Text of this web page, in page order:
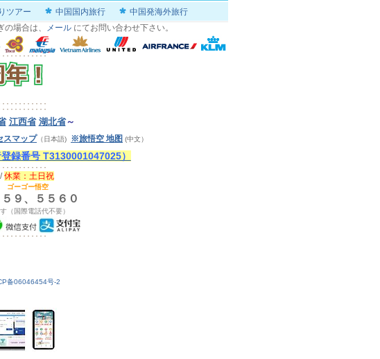
ツアー 中国国内旅行
中国発海外旅行
場合は、
メールにてお問い合わせ下さい。
江西省 湖北省～
マップ （日本語) ※旅悟空 地图 (中文）
録番号 T3130001047025）
休業： 土日祝
ゴーゴー悟空
９、５５６０
（国際電話代不要）
备06046454号-2